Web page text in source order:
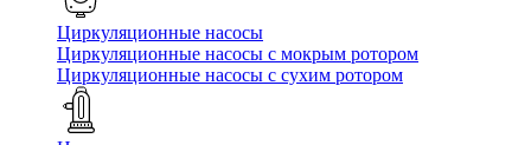
Циркуляционные насосы
Циркуляционные насосы с мокрым ротором
Циркуляционные насосы с сухим ротором